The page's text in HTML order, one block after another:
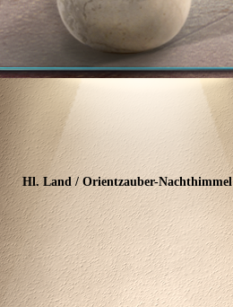
Hl. Land / Orientzauber-Nachthimmel